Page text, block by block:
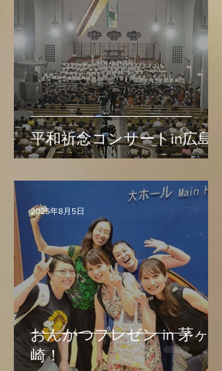
平和祈念コンサートin広島
おんかつプレゼン in 茅ヶ
崎！
2025年8月5日